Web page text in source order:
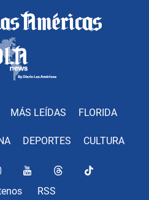
MÁS LEÍDAS FLORIDA
DEPORTES CULTURA
RSS